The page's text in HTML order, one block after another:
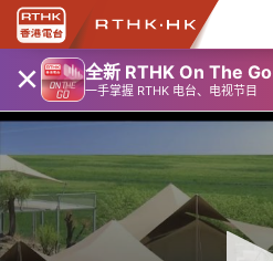
× 全新 RTHK On The Go
一手掌握 RTHK 电台、电视节目